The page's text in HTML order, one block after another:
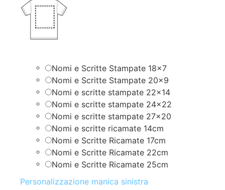
Nomi e Scritte Stampate 18×7
Nomi e Scritte Stampate 20×9
Nomi e scritte stampate 22×14
Nomi e scritte stampate 24×22
Nomi e scritte stampate 27×20
Nomi e scritte ricamate 14cm
Nomi e Scritte Ricamate 17cm
Nomi e Scritte Ricamate 22cm
Nomi e Scritte Ricamate 25cm
Personalizzazione manica sinistra